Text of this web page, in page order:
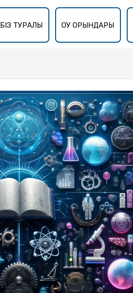
БІЗ ТУРАЛЫ ОҚУ ОРЫНДАРЫ